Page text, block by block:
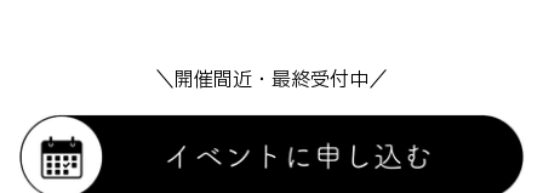
＼開催間近・最終受付中／